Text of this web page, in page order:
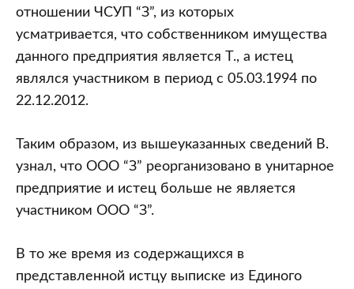
отношении ЧСУП “З”, из которых
усматривается, что собственником имущества
данного предприятия является Т., а истец
являлся участником в период с 05.03.1994 по
22.12.2012.
Таким образом, из вышеуказанных сведений В.
узнал, что ООО “З” реорганизовано в унитарное
предприятие и истец больше не является
участником ООО “З”.
В то же время из содержащихся в
представленной истцу выписке из Единого